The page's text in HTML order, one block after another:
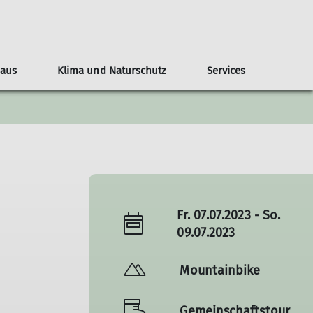
Tourenberichte Kontakt
Veranstaltungen Anfahrt
Reservierung Bilder
Klima und Naturschutz
Naturschutz
Services
Nützliche Links
Fr. 07.07.2023 - So.
09.07.2023
Mountainbike